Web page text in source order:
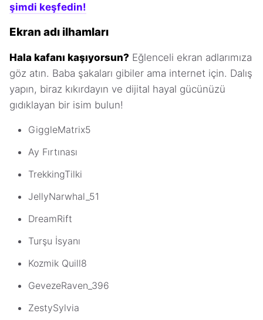
şimdi keşfedin!
Ekran adı ilhamları
Hala kafanı kaşıyorsun? Eğlenceli ekran adlarımıza
göz atın. Baba şakaları gibiler ama internet için. Dalış
yapın, biraz kıkırdayın ve dijital hayal gücünüzü
gıdıklayan bir isim bulun!
GiggleMatrix5
Ay Fırtınası
TrekkingTilki
JellyNarwhal_51
DreamRift
Turşu İsyanı
Kozmik Quill8
GevezeRaven_396
ZestySylvia